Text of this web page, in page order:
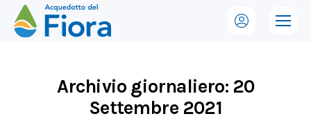
Archivio giornaliero: 20
Settembre 2021